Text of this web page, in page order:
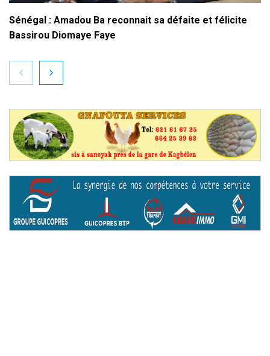
Sénégal : Amadou Ba reconnait sa défaite et félicite
Bassirou Diomaye Faye